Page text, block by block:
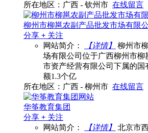
所在地区：广西 - 钦州市 在线留言
柳州市柳邕农副产品批发市场有限
分享 + 关注
网站简介：
【详情】
柳州市
场有限公司位于广西柳州市柳
市资产经营有限公司下属的国
额1.3个亿
所在地区：广西 - 柳州市 在线留言
华筝教育集团
分享 + 关注
网站简介：
【详情】
北京市